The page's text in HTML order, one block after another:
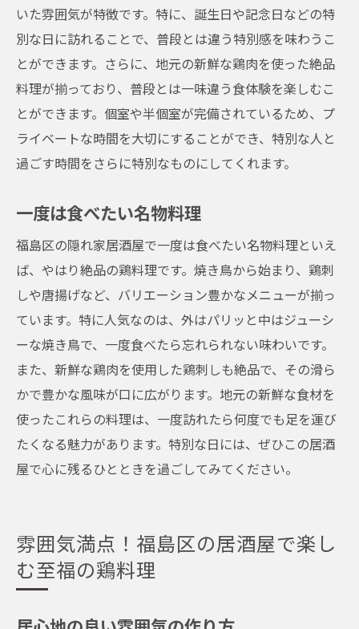
いた雰囲気が特徴です。特に、誕生日や記念日などの特
別な日に訪れることで、普段とは違う特別感を味わうこ
とができます。さらに、地元の新鮮な鶏肉を使った絶品
料理が揃っており、普段とは一味違う食体験を楽しむこ
とができます。個室や半個室が完備されているため、プ
ライベートな時間を大切にすることができ、特別な人と
過ごす時間をさらに特別なものにしてくれます。
一度は食べたい名物料理
福島区の隠れ家居酒屋で一度は食べたい名物料理といえ
ば、やはり絶品の鶏料理です。焼き鳥から始まり、鶏刺
しや唐揚げなど、バリエーション豊かなメニューが揃っ
ています。特に人気なのは、外はパリッと中はジューシ
ーな焼き鳥で、一度食べたら忘れられない味わいです。
また、新鮮な鶏肉を使用した鶏刺しも絶品で、その滑ら
かで豊かな風味が口に広がります。地元の新鮮な食材を
使ったこれらの料理は、一度訪れたら何度でも足を運び
たくなる魅力があります。特別な日には、ぜひこの居酒
屋で心に残るひとときを過ごしてみてください。
雰囲気満点！福島区の居酒屋で楽し
む至福の鶏料理